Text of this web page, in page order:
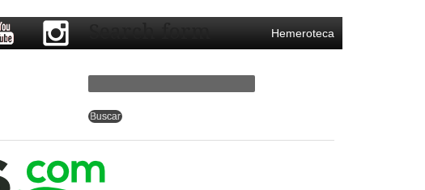
Hemeroteca
Search form